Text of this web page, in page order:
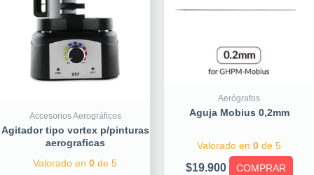
Accesorios Aerográficos
Agitador tipo vortex p/pinturas
aerograficas
Valorado en 0 de 5
Aerógrafos
Aguja Mobius 0,2mm
Valorado en 0 de 5
$19.900 COMPRAR